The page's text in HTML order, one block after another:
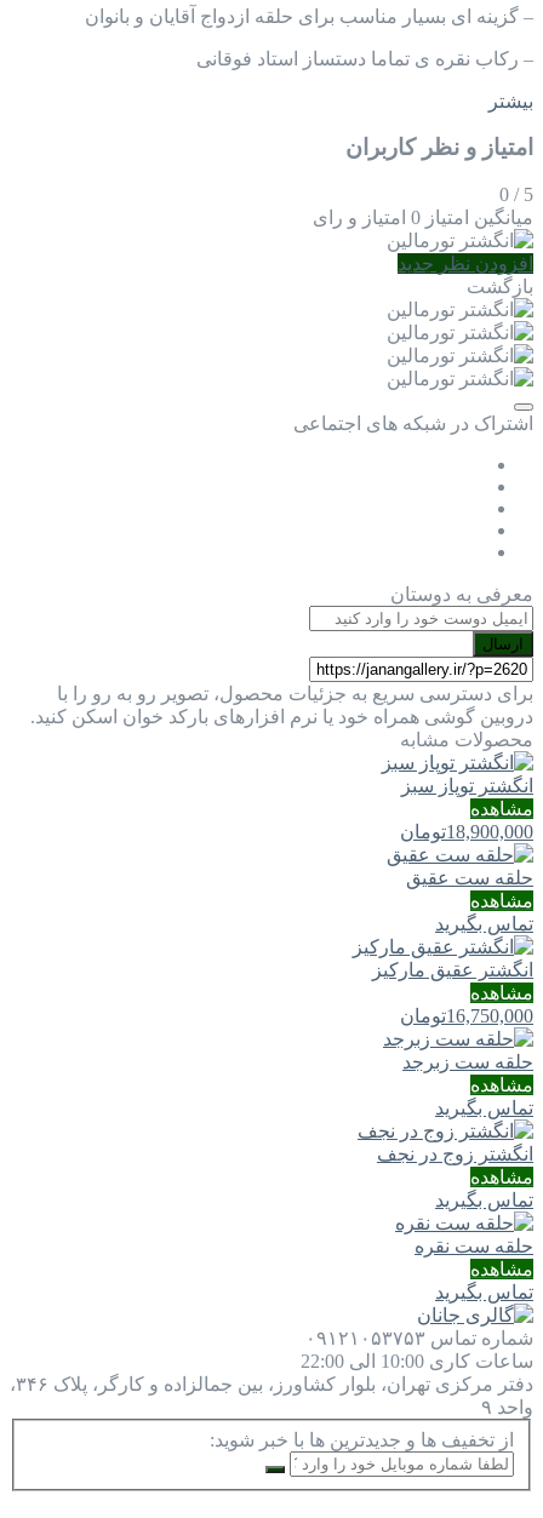
– گزینه ای بسیار مناسب برای حلقه ازدواج آقایان و بانوان
– رکاب نقره ی تماما دستساز استاد فوقانی
بیشتر
امتیاز و نظر کاربران
5
/
0
میانگین امتیاز 0 امتیاز و رای
افزودن نظر جدید
بازگشت
اشتراک در شبکه های اجتماعی
معرفی به دوستان
ارسال
برای دسترسی سریع به جزئیات محصول، تصویر رو به رو را با
دروبین گوشی همراه خود یا نرم افزارهای بارکد خوان اسکن کنید.
محصولات مشابه
انگشتر توپاز سبز
مشاهده
18,900,000تومان
حلقه ست عقیق
مشاهده
تماس بگیرید
انگشتر عقیق مارکیز
مشاهده
16,750,000تومان
حلقه ست زبرجد
مشاهده
تماس بگیرید
انگشتر زوج در نجف
مشاهده
تماس بگیرید
حلقه ست نقره
مشاهده
تماس بگیرید
شماره تماس ۰۹۱۲۱۰۵۳۷۵۳
ساعات کاری 10:00 الی 22:00
دفتر مرکزی
تهران، بلوار کشاورز، بین جمالزاده و کارگر، پلاک ۳۴۶،
واحد ۹
از تخفیف ها و جدیدترین ها با خبر شوید: